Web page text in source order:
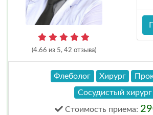
(4.66 из 5, 42 отзыва)
Флеболог Хирург
Сосудистый хирург
Стоимость приема: